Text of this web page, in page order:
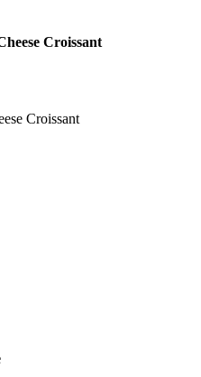
Croissant
Croissant